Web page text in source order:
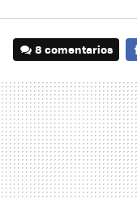
8 comentarios